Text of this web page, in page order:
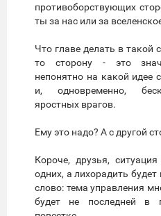
противоборствующих
ты за нас или за
Что главе делать в такой
то сторону - это
непонятно на какой идее
и, одновременно,
яростных врагов.
Ему это надо? А с другой
Короче, друзья,
одних, а лихорадить
слово: тема управления
будет не последней в